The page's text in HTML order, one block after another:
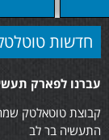
חדשות
עברנו לפארק
קבוצת טוטאלטק
התעשיה בר לב